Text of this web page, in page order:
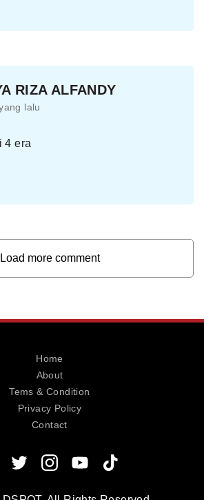
RIZA ALFANDY
lalu
4 era
Load more comment
Home
About
Tems & Condition
Privacy Policy
Contact